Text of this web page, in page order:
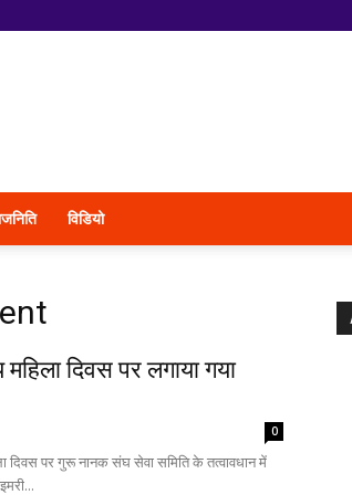
विडियो
दिवस पर लगाया गया
0
दिवस पर गुरू नानक संघ सेवा समिति के तत्वावधान में